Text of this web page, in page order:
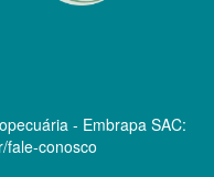
- Embrapa SAC:
fale-conosco